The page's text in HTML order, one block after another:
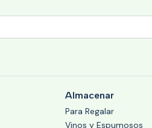
Almacenar
Para Regalar
Vinos y Espumosos